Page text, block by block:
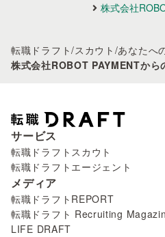
株式会社
転職ドラフト/スカウト /あなたへ
株式会社ROBOT PAYMENTから
サービス
転職ドラフトスカウト
転職ドラフトエージェント
メディア
転職ドラフトREPORT
転職ドラフト Recruiting
LIFE DRAFT